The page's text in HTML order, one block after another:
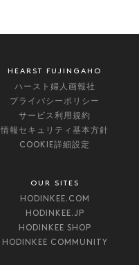
HEARST FUJINGAHO
ハースト婦人画報社
プライバシーポリシー
サービス利用規約
情報セキュリティ基本方針
COOKIE詳細設定
OUR SITES
HODINKEE.COM
HODINKEE.JP
HODINKEE SHOP
HODINKEE COMMUNITY